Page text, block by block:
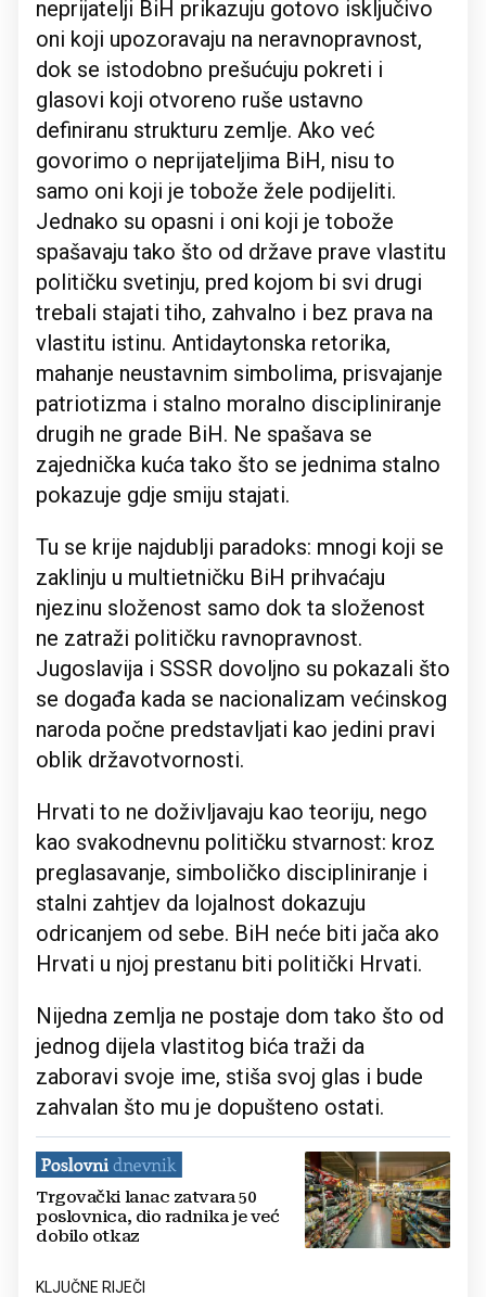
neprijatelji BiH prikazuju gotovo isključivo
oni koji upozoravaju na neravnopravnost,
dok se istodobno prešućuju pokreti i
glasovi koji otvoreno ruše ustavno
definiranu strukturu zemlje. Ako već
govorimo o neprijateljima BiH, nisu to
samo oni koji je tobože žele podijeliti.
Jednako su opasni i oni koji je tobože
spašavaju tako što od države prave vlastitu
političku svetinju, pred kojom bi svi drugi
trebali stajati tiho, zahvalno i bez prava na
vlastitu istinu. Antidaytonska retorika,
mahanje neustavnim simbolima, prisvajanje
patriotizma i stalno moralno discipliniranje
drugih ne grade BiH. Ne spašava se
zajednička kuća tako što se jednima stalno
pokazuje gdje smiju stajati.
Tu se krije najdublji paradoks: mnogi koji se
zaklinju u multietničku BiH prihvaćaju
njezinu složenost samo dok ta složenost
ne zatraži političku ravnopravnost.
Jugoslavija i SSSR dovoljno su pokazali što
se događa kada se nacionalizam većinskog
naroda počne predstavljati kao jedini pravi
oblik državotvornosti.
Hrvati to ne doživljavaju kao teoriju, nego
kao svakodnevnu političku stvarnost: kroz
preglasavanje, simboličko discipliniranje i
stalni zahtjev da lojalnost dokazuju
odricanjem od sebe. BiH neće biti jača ako
Hrvati u njoj prestanu biti politički Hrvati.
Nijedna zemlja ne postaje dom tako što od
jednog dijela vlastitog bića traži da
zaboravi svoje ime, stiša svoj glas i bude
zahvalan što mu je dopušteno ostati.
Trgovački lanac zatvara 50
poslovnica, dio radnika je već
dobilo otkaz
KLJUČNE RIJEČI